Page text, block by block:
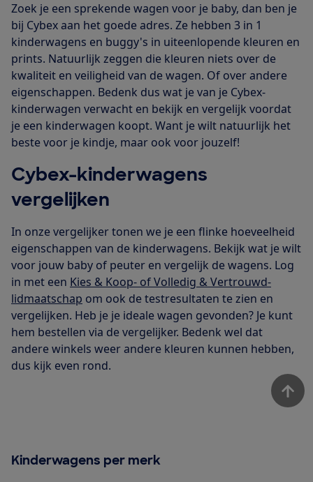
Zoek je een sprekende wagen voor je baby, dan ben je
bij Cybex aan het goede adres. Ze hebben 3 in 1
kinderwagens en buggy's in uiteenlopende kleuren en
prints. Natuurlijk zeggen die kleuren niets over de
kwaliteit en veiligheid van de wagen. Of over andere
eigenschappen. Bedenk dus wat je van je Cybex-
kinderwagen verwacht en bekijk en vergelijk voordat
je een kinderwagen koopt. Want je wilt natuurlijk het
beste voor je kindje, maar ook voor jouzelf!
Cybex-kinderwagens
vergelijken
In onze vergelijker tonen we je een flinke hoeveelheid
eigenschappen van de kinderwagens. Bekijk wat je wilt
voor jouw baby of peuter en vergelijk de wagens. Log
in met een Kies & Koop- of Volledig & Vertrouwd-
lidmaatschap om ook de testresultaten te zien en
vergelijken. Heb je je ideale wagen gevonden? Je kunt
hem bestellen via de vergelijker. Bedenk wel dat
andere winkels weer andere kleuren kunnen hebben,
dus kijk even rond.
Kinderwagens per merk